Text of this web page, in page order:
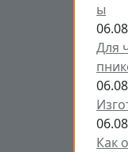
ы
06.08
Для
06.08
06.08
Как